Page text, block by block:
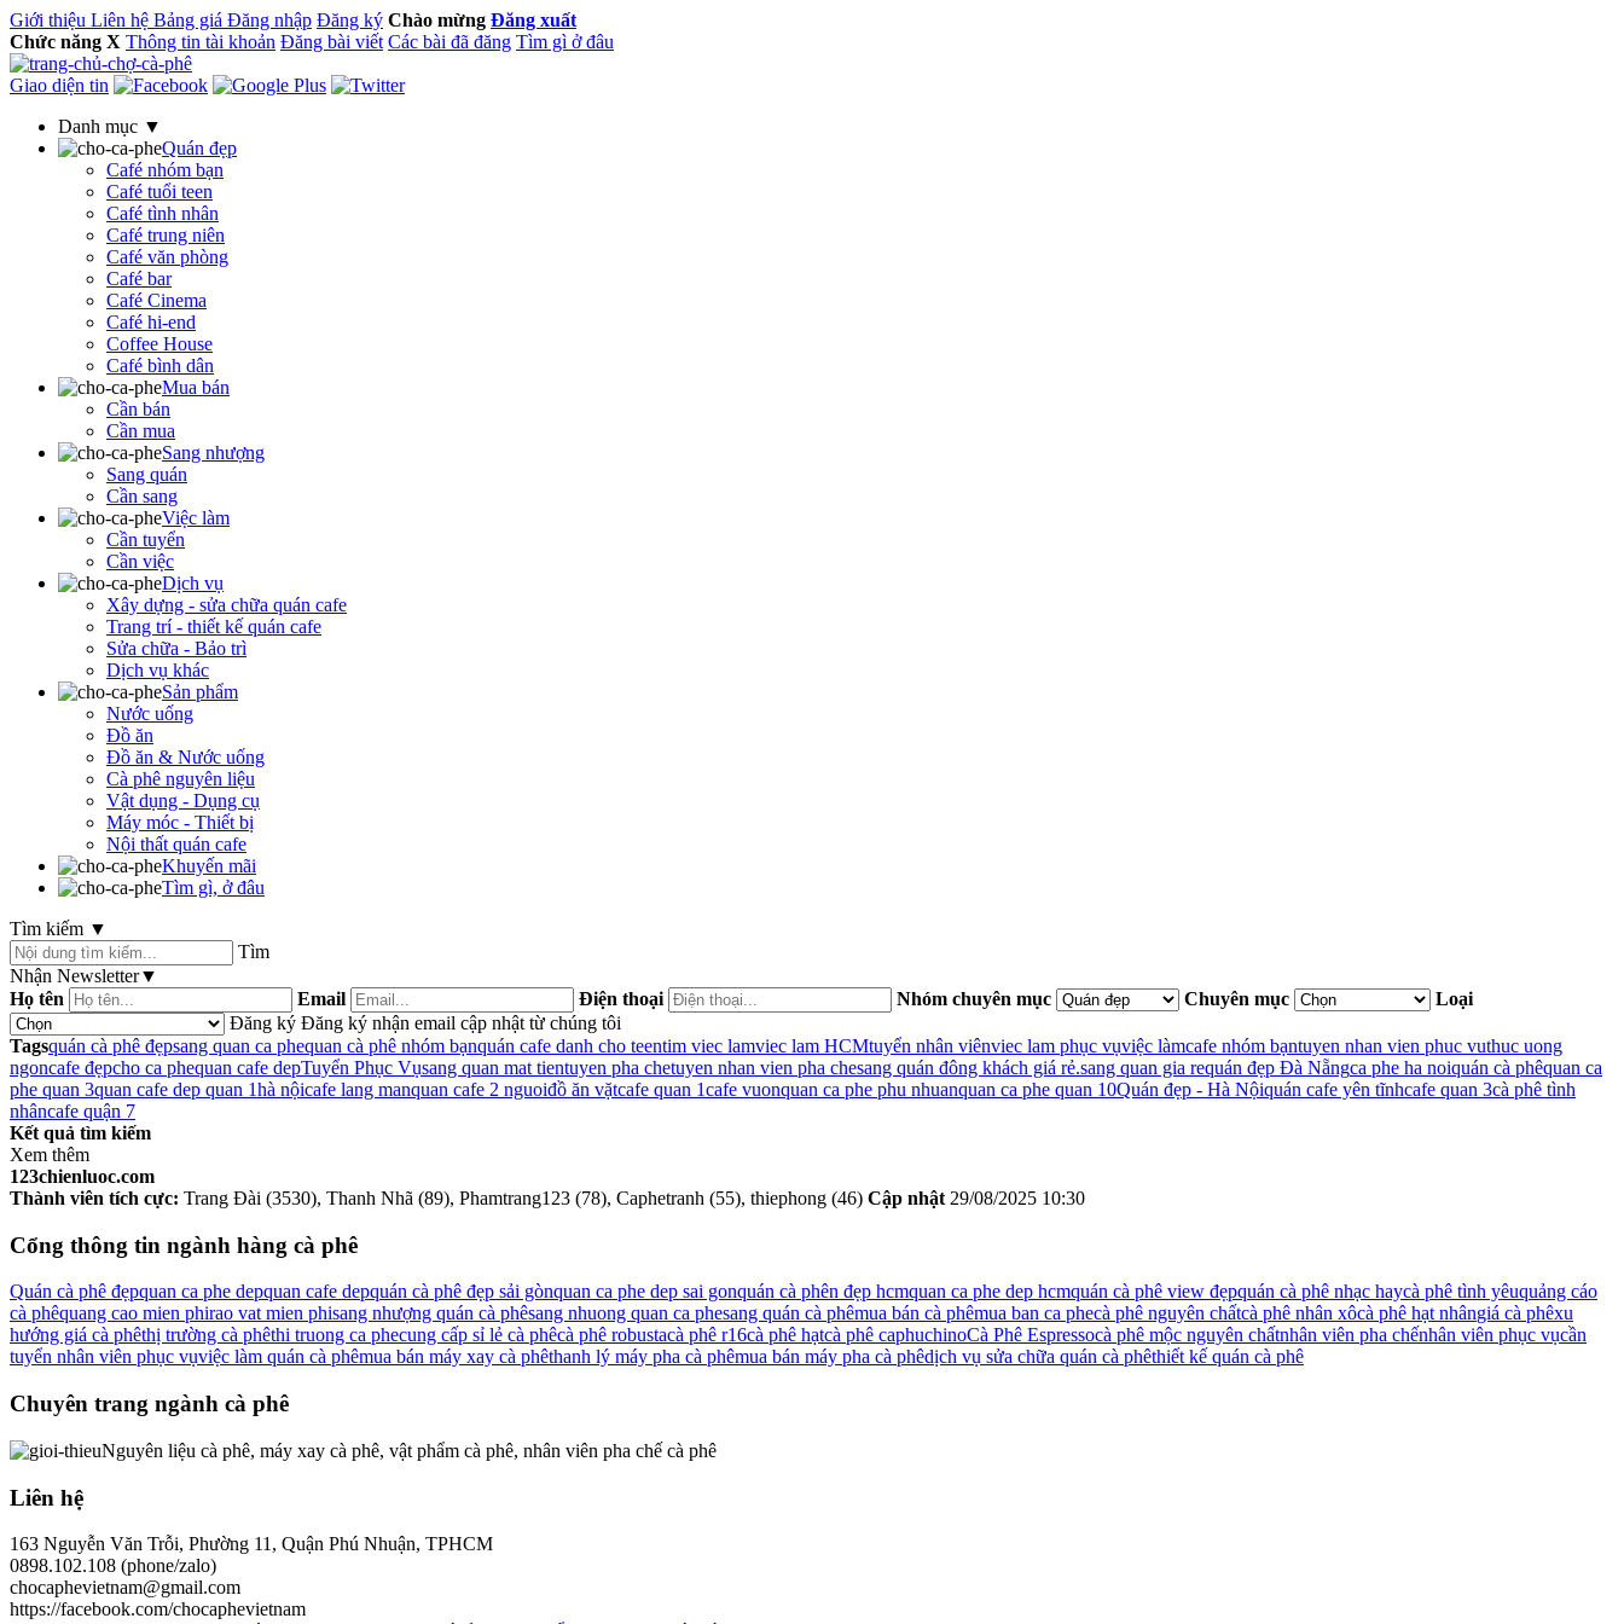
Giới thiệu Liên hệ Bảng giá Đăng nhập Đăng ký Chào mừng Đăng xuất
Chức năng X Thông tin tài khoản Đăng bài viết Các bài đã đăng Tìm gì ở đâu
Giao diện tin
Danh mục ▼
Quán đẹp
Café nhóm bạn
Café tuổi teen
Café tình nhân
Café trung niên
Café văn phòng
Café bar
Café Cinema
Café hi-end
Coffee House
Café bình dân
Mua bán
Cần bán
Cần mua
Sang nhượng
Sang quán
Cần sang
Việc làm
Cần tuyển
Cần việc
Dịch vụ
Xây dựng - sửa chữa quán cafe
Trang trí - thiết kế quán cafe
Sửa chữa - Bảo trì
Dịch vụ khác
Sản phẩm
Nước uống
Đồ ăn
Đồ ăn & Nước uống
Cà phê nguyên liệu
Vật dụng - Dụng cụ
Máy móc - Thiết bị
Nội thất quán cafe
Khuyến mãi
Tìm gì, ở đâu
Tìm kiếm ▼
Tìm
Nhận Newsletter▼
Họ tên
Email Điện thoại Nhóm chuyên mục Chuyên mục
Loại
Đăng ký Đăng ký nhận email cập nhật từ chúng tôi
Tagsquán cà phê đẹpsang quan ca phequan cà phê nhóm bạnquán cafe danh cho teentim viec lamviec lam HCMtuyển nhân viênviec lam phục vụviệc làmcafe nhóm bạntuyen nhan vien phuc vuthuc uong
ngoncafe đẹpcho ca phequan cafe depTuyển Phục Vụsang quan mat tientuyen pha chetuyen nhan vien pha chesang quán đông khách giá rẻ.sang quan gia requán đẹp Đà Nẵngca phe ha noiquán cà phêquan ca
phe quan 3quan cafe dep quan 1hà nộicafe lang manquan cafe 2 nguoiđồ ăn vặtcafe quan 1cafe vuonquan ca phe phu nhuanquan ca phe quan 10Quán đẹp - Hà Nộiquán cafe yên tĩnhcafe quan 3cà phê tình
nhâncafe quận 7
Kết quả tìm kiếm
Xem thêm
123chienluoc.com
Thành viên tích cực: Trang Đài (3530), Thanh Nhã (89), Phamtrang123 (78), Caphetranh (55), thiephong (46) Cập nhật 29/08/2025 10:30
Cổng thông tin ngành hàng cà phê
Quán cà phê đẹpquan ca phe depquan cafe depquán cà phê đẹp sải gònquan ca phe dep sai gonquán cà phên đẹp hcmquan ca phe dep hcmquán cà phê view đẹpquán cà phê nhạc haycà phê tình yêuquảng cáo
cà phêquang cao mien phirao vat mien phisang nhượng quán cà phêsang nhuong quan ca phesang quán cà phêmua bán cà phêmua ban ca phecà phê nguyên chấtcà phê nhân xôcà phê hạt nhângiá cà phêxu
hướng giá cà phêthị trường cà phêthi truong ca phecung cấp sỉ lẻ cà phêcà phê robustacà phê r16cà phê hạtcà phê caphuchinoCà Phê Espressocà phê mộc nguyên chấtnhân viên pha chếnhân viên phục vụcần
tuyển nhân viên phục vụviệc làm quán cà phêmua bán máy xay cà phêthanh lý máy pha cà phêmua bán máy pha cà phêdịch vụ sửa chữa quán cà phêthiết kế quán cà phê
Chuyên trang ngành cà phê
Nguyên liệu cà phê, máy xay cà phê, vật phẩm cà phê, nhân viên pha chế cà phê
Liên hệ
163 Nguyễn Văn Trỗi, Phường 11, Quận Phú Nhuận, TPHCM
0898.102.108 (phone/zalo)
chocaphevietnam@gmail.com
https://facebook.com/chocaphevietnam